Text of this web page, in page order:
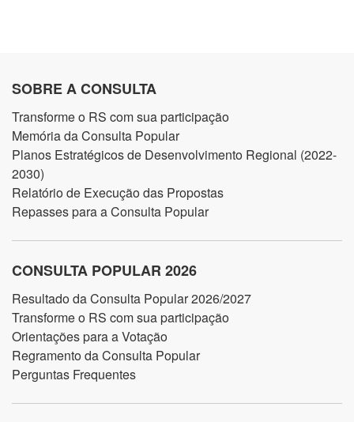
SOBRE A CONSULTA
Transforme o RS com sua participação
Memória da Consulta Popular
Planos Estratégicos de Desenvolvimento Regional (2022-
2030)
Relatório de Execução das Propostas
Repasses para a Consulta Popular
CONSULTA POPULAR 2026
Resultado da Consulta Popular 2026/2027
Transforme o RS com sua participação
Orientações para a Votação
Regramento da Consulta Popular
Perguntas Frequentes